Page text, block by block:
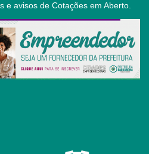
e avisos de Cotações em Aberto.